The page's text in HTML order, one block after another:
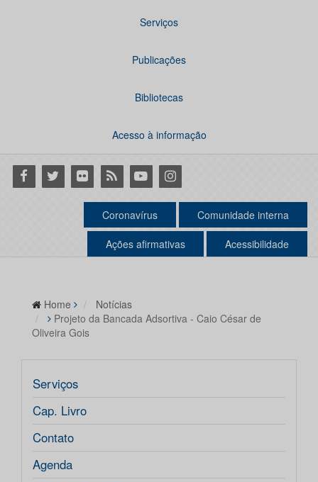
Serviços
Publicações
Bibliotecas
Acesso à informação
Facebook
Twitter Flickr RSS YoutubeInstagram
Coronavírus Comunidade interna
Ações afirmativas Acessibilidade
Home
Notícias
Projeto da Bancada Adsortiva - Caio César de
Oliveira Gois
Serviços
Cap. Livro
Contato
Agenda